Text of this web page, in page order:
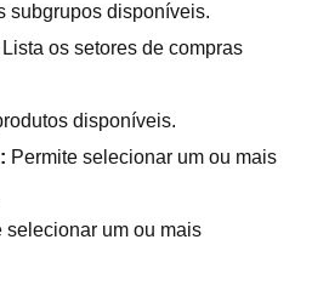
subgrupos disponíveis.
Lista os setores de compras
disponíveis.
Permite selecionar um ou mais
selecionar um ou mais